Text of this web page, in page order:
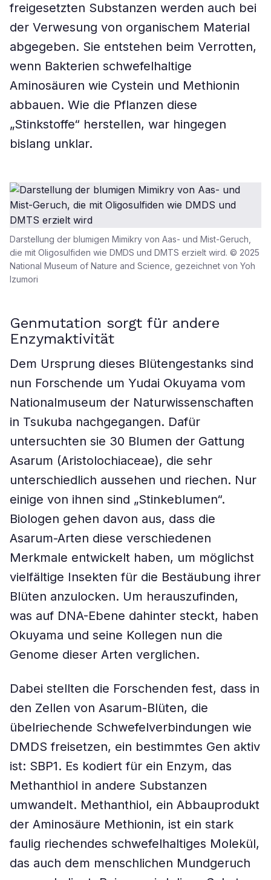
freigesetzten Substanzen werden auch bei
der Verwesung von organischem Material
abgegeben. Sie entstehen beim Verrotten,
wenn Bakterien schwefelhaltige
Aminosäuren wie Cystein und Methionin
abbauen. Wie die Pflanzen diese
„Stinkstoffe“ herstellen, war hingegen
bislang unklar.
Darstellung der blumigen Mimikry von Aas- und Mist-Geruch,
die mit Oligosulfiden wie DMDS und DMTS erzielt wird. © 2025
National Museum of Nature and Science, gezeichnet von Yoh
Izumori
Genmutation sorgt für andere
Enzymaktivität
Dem Ursprung dieses Blütengestanks sind
nun Forschende um Yudai Okuyama vom
Nationalmuseum der Naturwissenschaften
in Tsukuba nachgegangen. Dafür
untersuchten sie 30 Blumen der Gattung
Asarum (Aristolochiaceae), die sehr
unterschiedlich aussehen und riechen. Nur
einige von ihnen sind „Stinkeblumen“.
Biologen gehen davon aus, dass die
Asarum-Arten diese verschiedenen
Merkmale entwickelt haben, um möglichst
vielfältige Insekten für die Bestäubung ihrer
Blüten anzulocken. Um herauszufinden,
was auf DNA-Ebene dahinter steckt, haben
Okuyama und seine Kollegen nun die
Genome dieser Arten verglichen.
Dabei stellten die Forschenden fest, dass in
den Zellen von Asarum-Blüten, die
übelriechende Schwefelverbindungen wie
DMDS freisetzen, ein bestimmtes Gen aktiv
ist: SBP1. Es kodiert für ein Enzym, das
Methanthiol in andere Substanzen
umwandelt. Methanthiol, ein Abbauprodukt
der Aminosäure Methionin, ist ein stark
faulig riechendes schwefelhaltiges Molekül,
das auch dem menschlichen Mundgeruch